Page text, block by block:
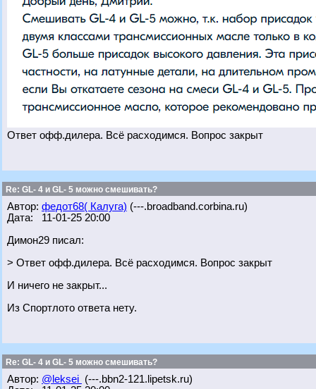
Ответ офф.дилера. Всё расходимся. Вопрос закрыт
Re: GL- 4 и GL- 5 можно смешивать?
Автор: федот68( Калуга) (---.broadband.corbina.ru)
Дата: 11-01-25 20:00
Димон29 писал:
> Ответ офф.дилера. Всё расходимся. Вопрос закрыт
И ничего не закрыт...
Из Спортлото ответа нету.
Re: GL- 4 и GL- 5 можно смешивать?
Автор: @leksei (---.bbn2-121.lipetsk.ru)